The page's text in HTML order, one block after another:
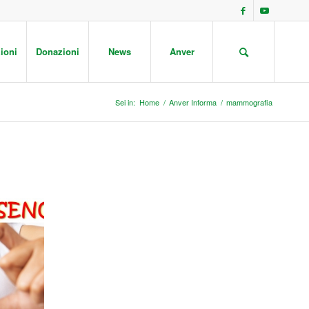
Donazioni News Anver
Sei in: Home / Anver Informa / mammografia